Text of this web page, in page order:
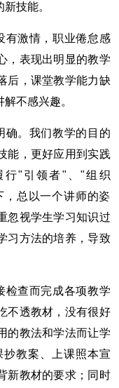
技能。
有激情，职业倦怠感
，表现出明显的教学
后，课堂教学能力缺
不感兴趣。
确。我们教学的目的
能，更好应用到实践
行"引领者"、"组织
总以一个讲师的姿
忽视学生学习知识过
习方法的培养，导致
检查而完成各项教学
不透教材，没有很好
的教法和学法而让学
教案、上课照本宣
新教材的要求；同时